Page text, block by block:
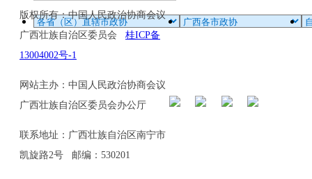
版权所有：中国人民政治协商会议
广西壮族自治区委员会 桂ICP备
13004002号-1
网站主办：中国人民政治协商会议
广西壮族自治区委员会办公厅
联系地址：广西壮族自治区南宁市
凯旋路2号 邮编：530201